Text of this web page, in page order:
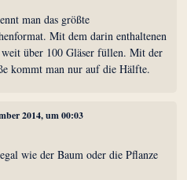
man das größte
Mit dem darin enthaltenen
weit über 100 Gläser füllen. Mit der
kommt man nur auf die Hälfte.
2014, um 00:03
wie der Baum oder die Pflanze